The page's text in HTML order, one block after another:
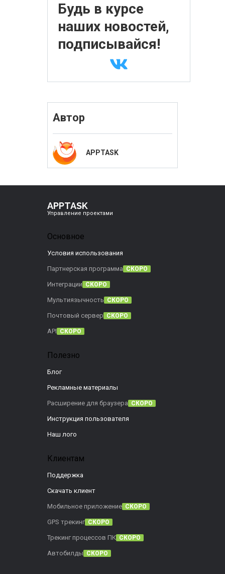
Будь в курсе
наших новостей,
подписывайся!
Автор
APPTASK
APPTASK
Управление проектами
Основное
Условия использования
Партнерская программа СКОРО
Интеграции СКОРО
Мультиязычность СКОРО
Почтовый сервер СКОРО
API СКОРО
Полезно
Блог
Рекламные материалы
Расширение для браузера СКОРО
Инструкция пользователя
Наш лого
Клиентам
Поддержка
Скачать клиент
Мобильное приложение СКОРО
GPS трекинг СКОРО
Трекинг процессов ПК СКОРО
Автобилды СКОРО